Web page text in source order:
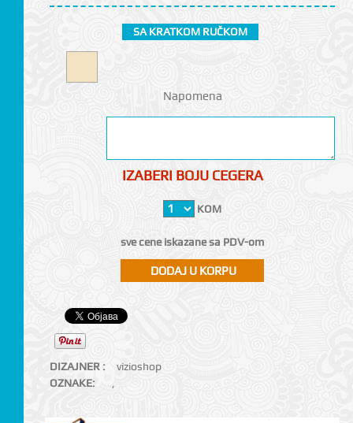
SA KRATKOM RUČKOM
Napomena
IZABERI BOJU CEGERA
KOM
sve cene iskazane sa PDV-om
DIZAJNER :
vizioshop
OZNAKE:
,